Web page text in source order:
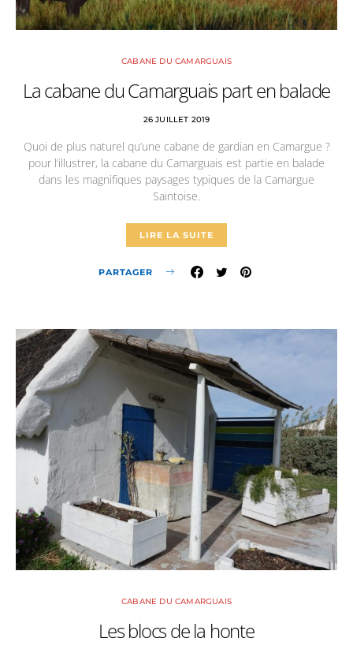
CABANE DU CAMARGUAIS
La cabane du Camarguais part en balade
26 JUILLET 2019
Quoi de plus naturel qu’une cabane de gardian en Camargue ?
pour l’illustrer, la cabane du Camarguais est partie en balade
dans les magnifiques paysages typiques de la Camargue
Saintoise.
LIRE LA SUITE
PARTAGER
CABANE DU CAMARGUAIS
Les blocs de la honte